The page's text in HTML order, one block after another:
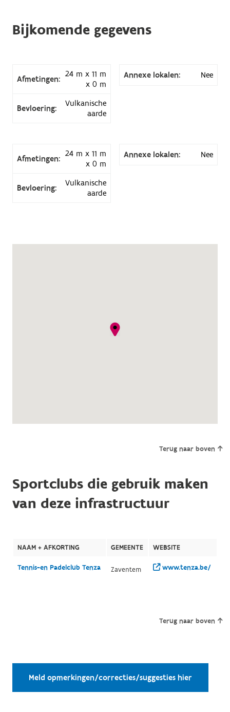
Bijkomende gegevens
Afmetingen: 24 m x 11 m
x 0 m
Annexe lokalen: Nee
Bevloering:
Vulkanische
aarde
Afmetingen: 24 m x 11 m
x 0 m
Annexe lokalen: Nee
Bevloering:
Vulkanische
aarde
Terug naar boven
Sportclubs die gebruik maken
van deze infrastructuur
NAAM + AFKORTING GEMEENTE WEBSITE
Tennis-en Padelclub Tenza Zaventem www.tenza.be/
Terug naar boven
Meld opmerkingen/correcties/suggesties hier